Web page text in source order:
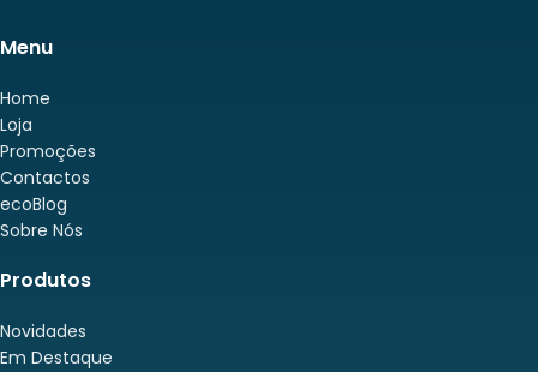
Menu
Home
Loja
Promoções
Contactos
ecoBlog
Sobre Nós
Produtos
Novidades
Em Destaque